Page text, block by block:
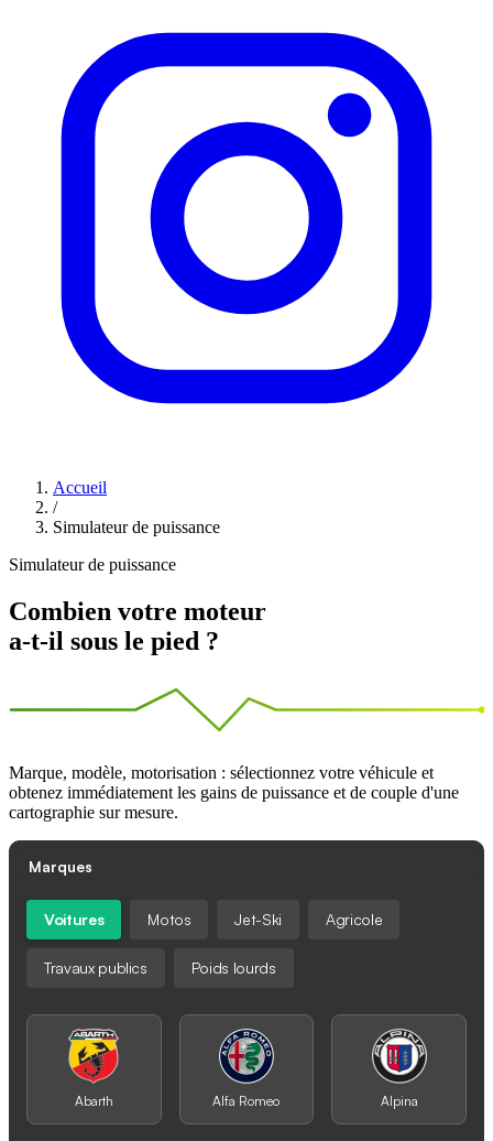
Accueil
/
Simulateur de puissance
Simulateur de puissance
Combien votre moteur
a-t-il sous le pied ?
Marque, modèle, motorisation : sélectionnez votre véhicule et
obtenez immédiatement les gains de puissance et de couple d'une
cartographie sur mesure.